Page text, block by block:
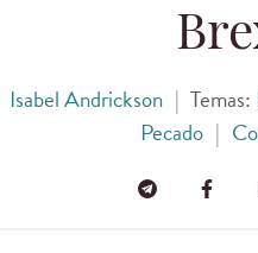
Isabel Andrickson | Temas:
Pecado |